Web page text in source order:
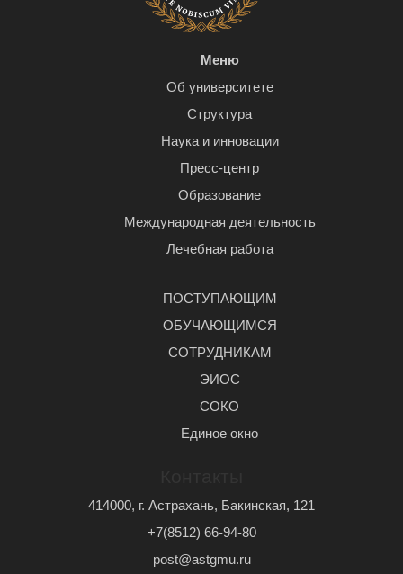
Меню
Об университете
Структура
Наука и инновации
Пресс-центр
Образование
Международная деятельность
Лечебная работа
ПОСТУПАЮЩИМ
ОБУЧАЮЩИМСЯ
СОТРУДНИКАМ
ЭИОС
СОКО
Единое окно
414000, г. Астрахань, Бакинская, 121
+7(8512) 66-94-80
post@astgmu.ru